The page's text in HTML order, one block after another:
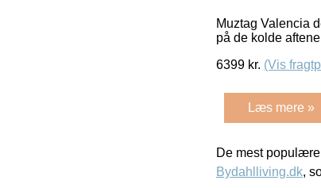
Muztag Valencia
på de kolde
6399 kr. (Vis
Læs mere »
De mest
Bydahlliving.dk,